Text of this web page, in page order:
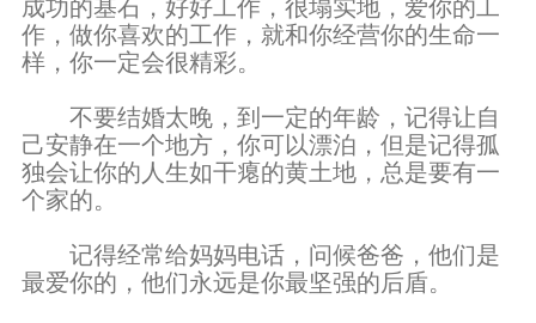
成功的基石，好好工作，很塌实地，爱你的工
作，做你喜欢的工作，就和你经营你的生命一
样，你一定会很精彩。
不要结婚太晚，到一定的年龄，记得让自
己安静在一个地方，你可以漂泊，但是记得孤
独会让你的人生如干瘪的黄土地，总是要有一
个家的。
记得经常给妈妈电话，问候爸爸，他们是
最爱你的，他们永远是你最坚强的后盾。